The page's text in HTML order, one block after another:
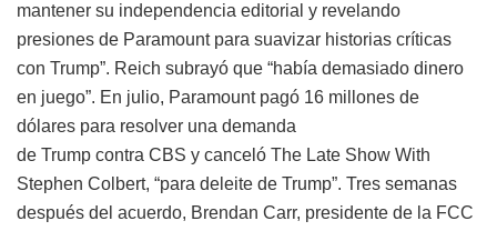
mantener su independencia editorial y revelando
presiones de Paramount para suavizar historias críticas
con Trump”. Reich subrayó que “había demasiado dinero
en juego”. En julio, Paramount pagó 16 millones de
dólares para resolver una demanda
de Trump contra CBS y canceló The Late Show With
Stephen Colbert, “para deleite de Trump”. Tres semanas
después del acuerdo, Brendan Carr, presidente de la FCC